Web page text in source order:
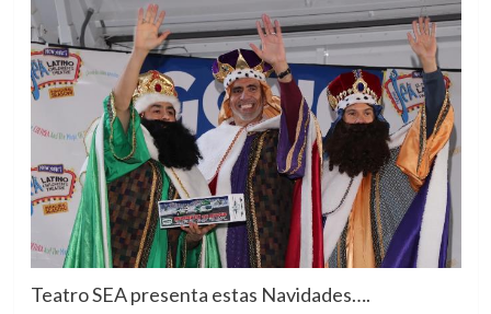
Teatro SEA presenta estas Navidades….